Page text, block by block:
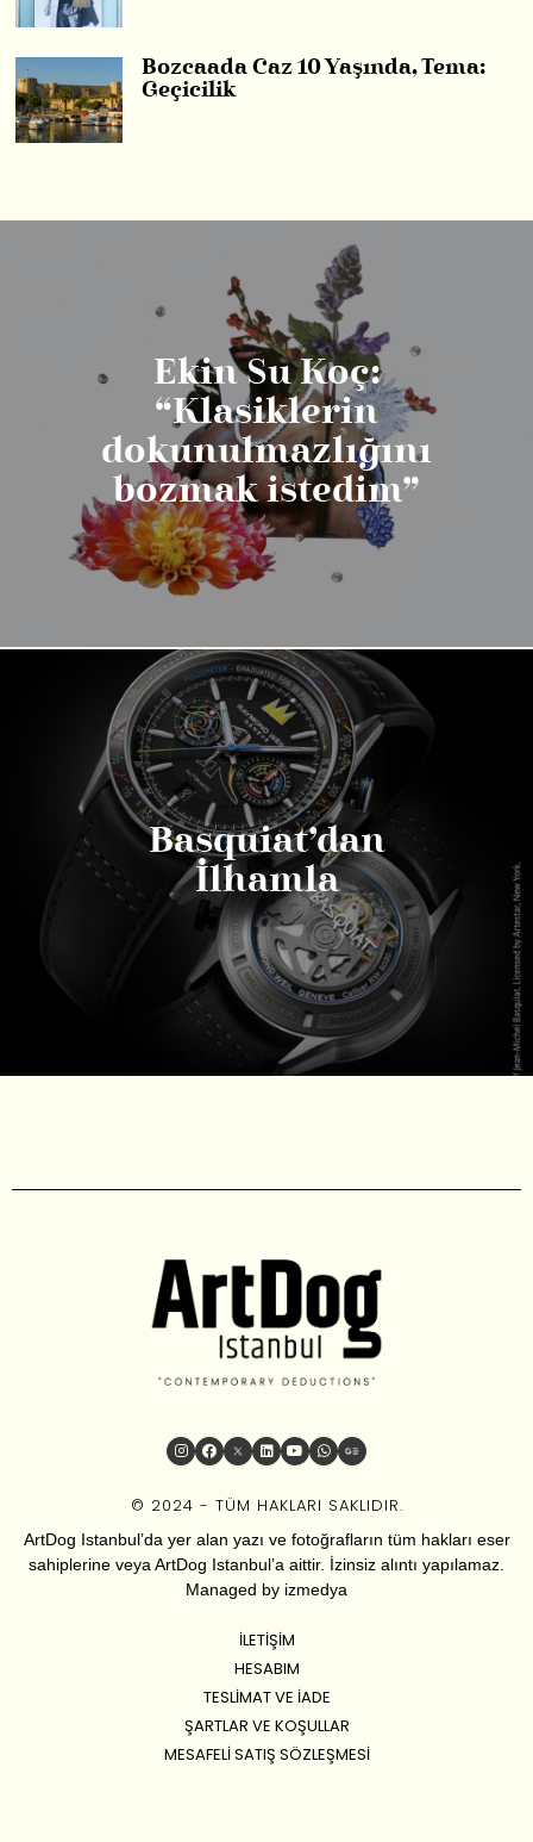
Bozcaada Caz 10 Yaşında, Tema:
Geçicilik
Ekin Su Koç:
“Klasiklerin
dokunulmazlığını
bozmak istedim”
Basquiat’dan
İlhamla
© 2024 - TÜM HAKLARI SAKLIDIR.
ArtDog Istanbul’da yer alan yazı ve fotoğrafların tüm hakları eser
sahiplerine veya ArtDog Istanbul’a aittir. İzinsiz alıntı yapılamaz.
Managed by izmedya
İLETIŞIM
HESABIM
TESLIMAT VE İADE
ŞARTLAR VE KOŞULLAR
MESAFELI SATIŞ SÖZLEŞMESI